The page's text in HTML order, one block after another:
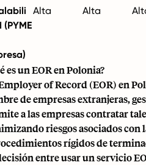
Alta Alta
es un EOR en Polonia?
of Record (EOR) en
de empresas extranjeras,
a las empresas contratar
riesgos asociados con
rígidos de
entre usar un servicio